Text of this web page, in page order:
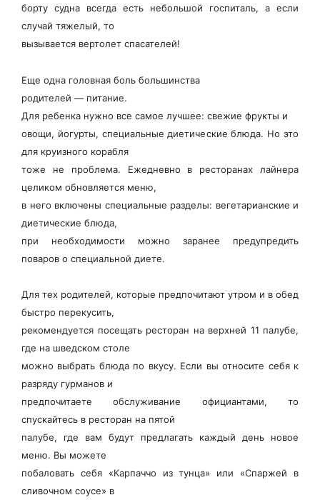
борту судна всегда есть небольшой госпиталь, а если
случай тяжелый, то
вызывается вертолет спасателей!
Еще одна головная боль большинства
родителей — питание.
Для ребенка нужно все самое лучшее: свежие фрукты и
овощи, йогурты, специальные диетические блюда. Но это
для круизного корабля
тоже не проблема. Ежедневно в ресторанах лайнера
целиком обновляется меню,
в него включены специальные разделы: вегетарианские и
диетические блюда,
при необходимости можно заранее предупредить
поваров о специальной диете.
Для тех родителей, которые предпочитают утром и в обед
быстро перекусить,
рекомендуется посещать ресторан на верхней 11 палубе,
где на шведском столе
можно выбрать блюда по вкусу. Если вы относите себя к
разряду гурманов и
предпочитаете обслуживание официантами, то
спускайтесь в ресторан на пятой
палубе, где вам будут предлагать каждый день новое
меню. Вы можете
побаловать себя «Карпаччо из тунца» или «Спаржей в
сливочном соусе» в